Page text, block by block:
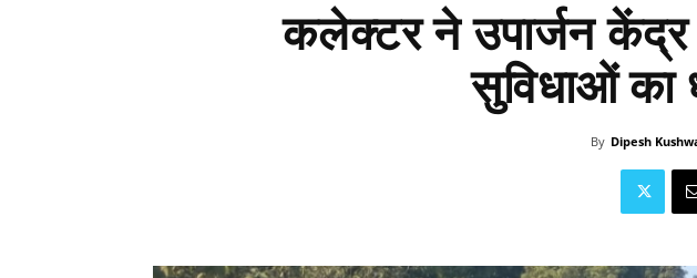
कलेक्टर ने उपार्जन केंद्र
सुविधाओं का
By Dipesh